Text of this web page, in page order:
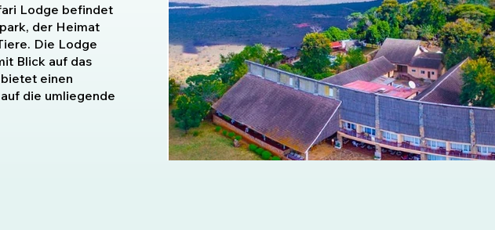
Lodge befindet
der Heimat
Die Lodge
Blick auf das
einen
die umliegende